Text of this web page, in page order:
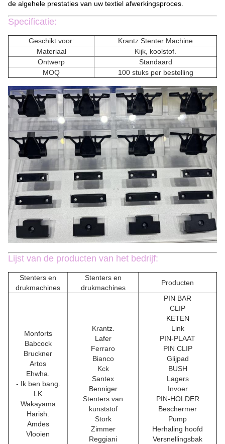
de algehele prestaties van uw textiel afwerkingsproces.
Specificatie:
Geschikt voor:
Krantz Stenter Machine
Materiaal
Kijk, koolstof.
Ontwerp
Standaard
MOQ
100 stuks per bestelling
Lijst van de producten van het bedrijf:
Stenters en
drukmachines
Stenters en
drukmachines
Producten
Monforts
Babcock
Bruckner
Artos
Ehwha.
- Ik ben bang.
LK
Wakayama
Harish.
Amdes
Vlooien
Krantz.
Lafer
Ferraro
Bianco
Kck
Santex
Benniger
Stenters van
kunststof
Stork
Zimmer
Reggiani
PIN BAR
CLIP
KETEN
Link
PIN-PLAAT
PIN CLIP
Glijpad
BUSH
Lagers
Invoer
PIN-HOLDER
Beschermer
Pump
Herhaling hoofd
Versnellingsbak